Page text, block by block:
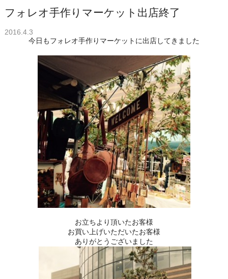
フォレオ手作りマーケット出店終了
2016.4.3
今日もフォレオ手作りマーケットに出店してきました
お立ちより頂いたお客様
お買い上げいただいたお客様
ありがとうございました